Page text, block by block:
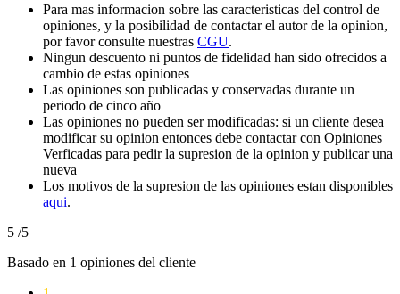
Para mas informacion sobre las caracteristicas del control de
opiniones, y la posibilidad de contactar el autor de la opinion,
por favor consulte nuestras CGU.
Ningun descuento ni puntos de fidelidad han sido ofrecidos a
cambio de estas opiniones
Las opiniones son publicadas y conservadas durante un
periodo de cinco año
Las opiniones no pueden ser modificadas: si un cliente desea
modificar su opinion entonces debe contactar con Opiniones
Verficadas para pedir la supresion de la opinion y publicar una
nueva
Los motivos de la supresion de las opiniones estan disponibles
aqui.
5 /5
Basado en 1 opiniones del cliente